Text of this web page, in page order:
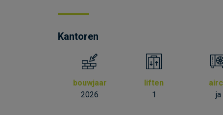
Kantoren
bouwjaar
2026
liften
1
ja